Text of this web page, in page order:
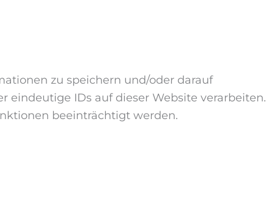
zu speichern und/oder darauf
eindeutige IDs auf dieser Website verarbeiten.
beeinträchtigt werden.